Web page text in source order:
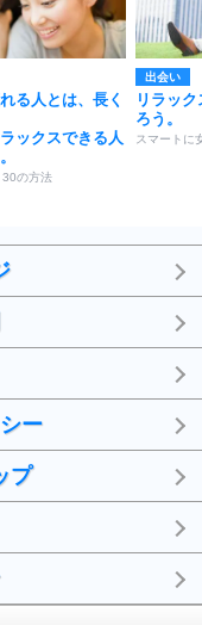
る人とは、長く
ックスできる人
30の方法
出会い
リラッ
ろう。
スマートに
ー
プ